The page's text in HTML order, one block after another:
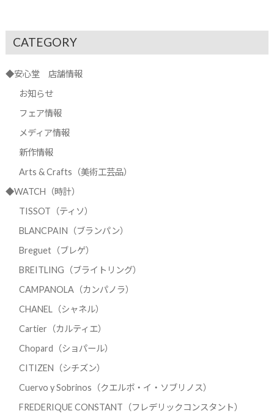
CATEGORY
◆安心堂 店舗情報
お知らせ
フェア情報
メディア情報
新作情報
Arts & Crafts（美術工芸品）
◆WATCH（時計）
TISSOT（ティソ）
BLANCPAIN（ブランパン）
Breguet（ブレゲ）
BREITLING（ブライトリング）
CAMPANOLA（カンパノラ）
CHANEL（シャネル）
Cartier（カルティエ）
Chopard（ショパール）
CITIZEN（シチズン）
Cuervo y Sobrinos（クエルボ・イ・ソブリノス）
FREDERIQUE CONSTANT（フレデリックコンスタント）